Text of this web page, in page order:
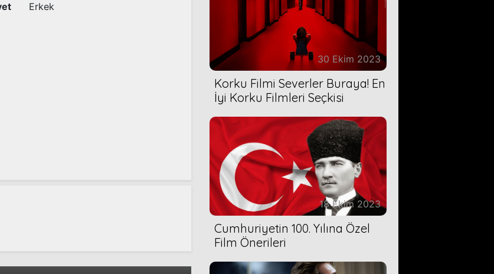
Erkek
30 Ekim 2023
Korku Filmi Severler Buraya! En
İyi Korku Filmleri Seçkisi
18 Ekim 2023
Cumhuriyetin 100. Yılına Özel
Film Önerileri